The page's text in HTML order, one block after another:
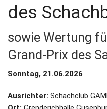
des
sowie Wertung
Grand-Prix des
Sonntag, 21.06.2026
Ausrichter: Schachclub